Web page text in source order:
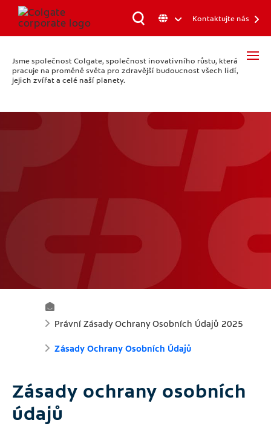
Jsme společnost Colgate, společnost inovativního růstu, která
pracuje na proměně světa pro zdravější budoucnost všech lidí,
jejich zvířat a celé naší planety.
Kontaktujte nás
H
E
Právní Zásady Ochrany Osobních Údajů 2025
Zásady Ochrany Osobních Údajů
Zásady ochrany osobních
údajů